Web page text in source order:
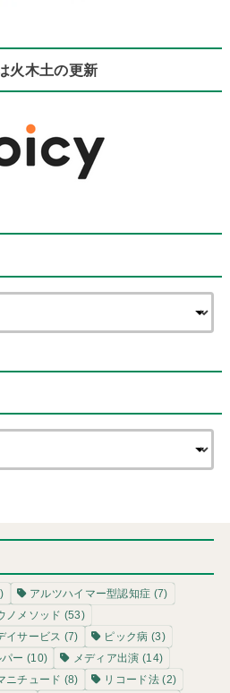
火木土の更新
アルツハイマー型認知症 (7)
ノメソッド (53)
イサービス (7) ピック病 (3)
ー (10) メディア出演 (14)
ニチュード (8) リコード法(2)